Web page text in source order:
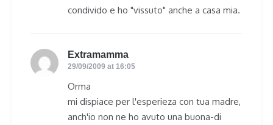
condivido e ho "vissuto" anche a casa mia.
Extramamma
29/09/2009 at 16:05
Orma
mi dispiace per l'esperieza con tua madre,
anch'io non ne ho avuto una buona-di